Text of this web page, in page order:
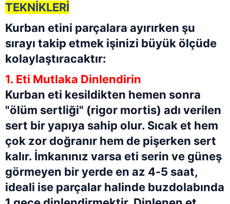
TEKNİKLERİ
Kurban etini parçalara ayırırken şu
sırayı takip etmek işinizi büyük ölçüde
kolaylaştıracaktır:
1. Eti Mutlaka Dinlendirin
Kurban eti kesildikten hemen sonra
"ölüm sertliği" (rigor mortis) adı verilen
sert bir yapıya sahip olur. Sıcak et hem
çok zor doğranır hem de pişerken sert
kalır. İmkanınız varsa eti serin ve güneş
görmeyen bir yerde en az 4-5 saat,
ideali ise parçalar halinde buzdolabında